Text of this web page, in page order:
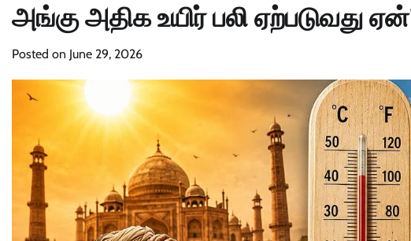
அங்கு அதிக உயிர் பலி ஏற்படுவது
Posted on June 29, 2026